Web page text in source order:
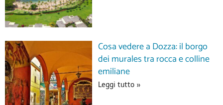
Cosa vedere a Dozza: il borgo
dei murales tra rocca e colline
emiliane
Leggi tutto »